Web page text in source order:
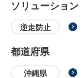
ソリューション
逆走防止
都道府県
沖縄県